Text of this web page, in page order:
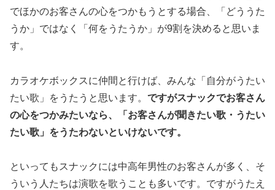
でほかのお客さんの心をつかもうとする場合、「どううた
うか」ではなく「何をうたうか」が9割を決めると思いま
す。
カラオケボックスに仲間と行けば、みんな「自分がうたい
たい歌」をうたうと思います。 ですがスナックでお客さん
の心をつかみたいなら、「お客さんが聞きたい歌・うたい
たい歌」をうたわないといけないです。
といってもスナックには中高年男性のお客さんが多く、そ
ういう人たちは演歌を歌うことも多いです。ですがうたえ